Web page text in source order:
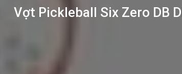
Vợt Pickleball Six Zero DB